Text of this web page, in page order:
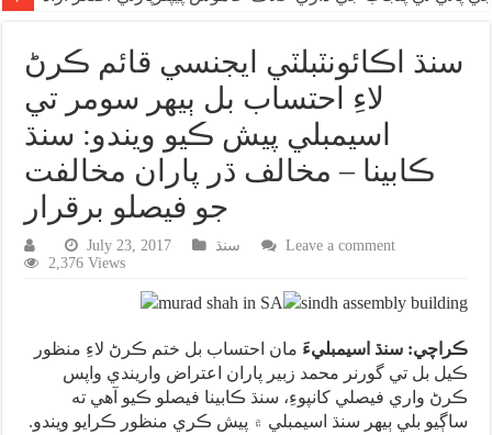
سنڌ اڪائونٽبلٽي ايجنسي قائم ڪرڻ
لاءِ احتساب بل ٻيهر سومر تي
اسيمبلي پيش ڪيو ويندو: سنڌ
ڪابينا – مخالف ڌر پاران مخالفت
جو فيصلو برقرار
July 23, 2017 سنڌ
Leave a comment
2,376 Views
ڪراچي: سنڌ اسيمبليءَ مان احتساب بل ختم ڪرڻ لاءِ منظور
ڪيل بل تي گورنر محمد زبير پاران اعتراض واريندي واپس
ڪرڻ واري فيصلي کانپوءِ، سنڌ ڪابينا فيصلو ڪيو آهي ته
ساڳيو بلي ٻيهر سنڌ اسيمبلي ۾ پيش ڪري منظور ڪرايو ويندو.